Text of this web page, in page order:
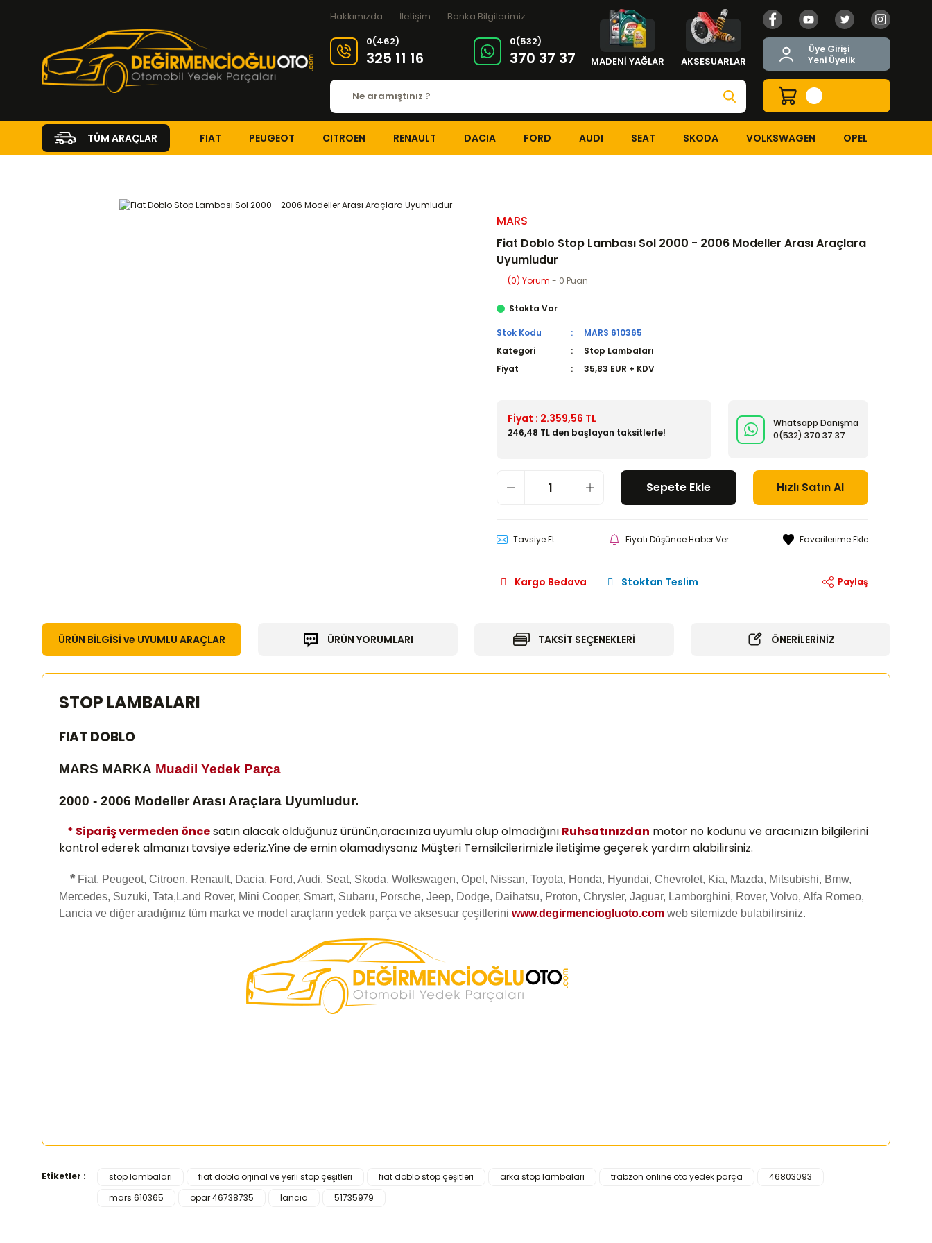
Hakkımızda İletişim
Banka Bilgilerimiz
0(462)
325 11 16
0(532)
370 37 37 MADENİ YAĞLAR AKSESUARLAR
Üye Girişi
Yeni Üyelik
TÜM ARAÇLAR FIAT PEUGEOT CITROEN RENAULT DACIA FORD AUDI SEAT SKODA VOLKSWAGEN OPEL
MARS
Fiat Doblo Stop Lambası Sol 2000 - 2006 Modeller Arası Araçlara
Uyumludur
(0) Yorum - 0 Puan
Stokta Var
Stok Kodu
MARS 610365
Kategori
Stop Lambaları
Fiyat
35,83 EUR + KDV
Fiyat : 2.359,56 TL
246,48 TL den başlayan taksitlerle!
Whatsapp Danışma
0(532) 370 37 37
Sepete Ekle Hızlı Satın Al
Tavsiye Et Fiyatı Düşünce Haber Ver
Kargo Bedava Stoktan Teslim Paylaş
ÜRÜN BİLGİSİ ve UYUMLU ARAÇLAR ÜRÜN YORUMLARI TAKSİT SEÇENEKLERİ ÖNERİLERİNİZ
STOP LAMBALARI
FIAT DOBLO
MARS MARKA Muadil Yedek Parça
2000 - 2006 Modeller Arası Araçlara Uyumludur.
* Sipariş vermeden öncesatın alacak olduğunuz ürünün,aracınıza uyumlu olup olmadığını Ruhsatınızdan motor no kodunu ve aracınızın bilgilerini
kontrol ederek almanızı tavsiye ederiz.Yine de emin olamadıysanız Müşteri Temsilcilerimizle iletişime geçerek yardım alabilirsiniz.
* Fiat, Peugeot, Citroen, Renault, Dacia, Ford, Audi, Seat, Skoda, Wolkswagen, Opel, Nissan, Toyota, Honda, Hyundai, Chevrolet, Kia, Mazda, Mitsubishi, Bmw,
Mercedes, Suzuki, Tata,Land Rover, Mini Cooper, Smart, Subaru, Porsche, Jeep, Dodge, Daihatsu, Proton, Chrysler, Jaguar, Lamborghini, Rover, Volvo, Alfa Romeo,
Lancia ve diğer aradığınız tüm marka ve model araçların yedek parça ve aksesuar çeşitlerini www.degirmenciogluoto.com web sitemizde bulabilirsiniz.
Bu ürünün fiyat bilgisi, resim, ürün açıklamalarında ve diğer konularda yetersiz gördüğünüz noktaları öneri formunu kullanarak tarafımıza iletebilirsiniz.
Görüş ve önerileriniz için teşekkür ederiz.
Etiketler : stop lambaları fiat doblo orjinal ve yerli stop çeşitleri fiat doblo stop çeşitleri arka stop lambaları trabzon online oto yedek parça
46803093
mars 610365
opar 46738735 lancıa 51735979